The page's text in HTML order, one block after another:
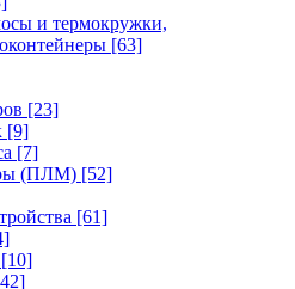
и термокружки,
[63]
[23]
[9]
[7]
(ПЛМ) [52]
[61]
[10]